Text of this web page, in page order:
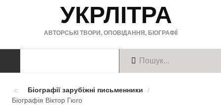
УКРЛІТРА
АВТОРСЬКІ ТВОРИ, ОПОВІДАННЯ, БІОГРАФІЇ
Біографії зарубіжні письменники
/
Біографія Віктор Гюго